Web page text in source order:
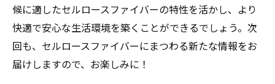
候に適したセルロースファイバーの特性を活かし、より
快適で安心な生活環境を築くことができるでしょう。次
回も、セルロースファイバーにまつわる新たな情報をお
届けしますので、お楽しみに！